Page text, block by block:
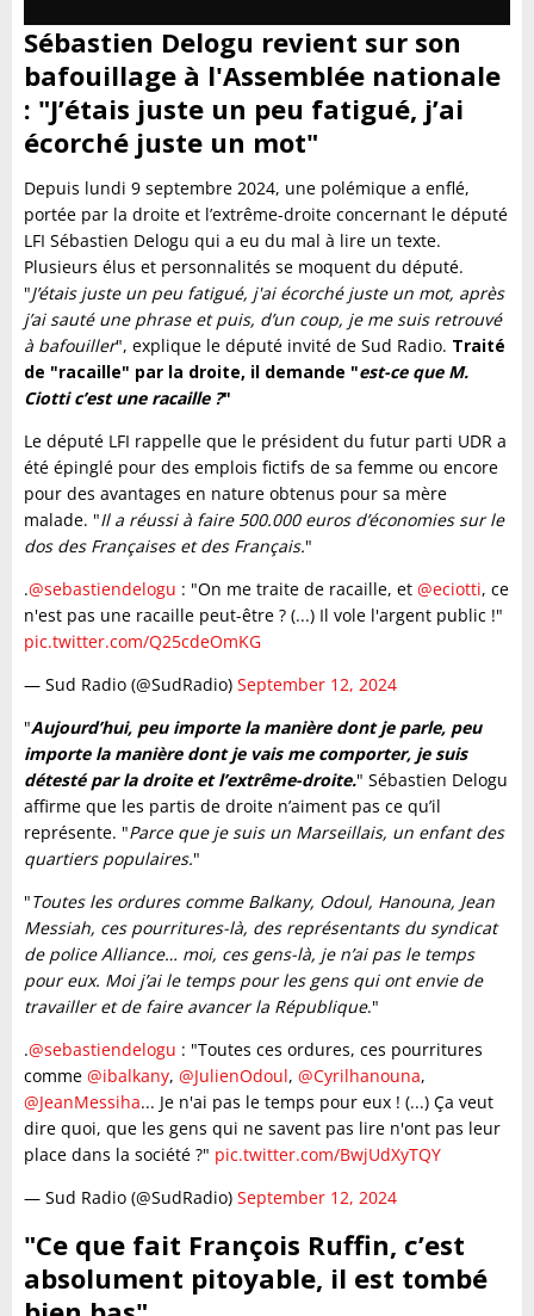
Sébastien Delogu revient sur son
bafouillage à l'Assemblée nationale
: "J’étais juste un peu fatigué, j’ai
écorché juste un mot"
Depuis lundi 9 septembre 2024, une polémique a enflé,
portée par la droite et l’extrême-droite concernant le député
LFI Sébastien Delogu qui a eu du mal à lire un texte.
Plusieurs élus et personnalités se moquent du député.
"J’étais juste un peu fatigué, j'ai écorché juste un mot, après
j’ai sauté une phrase et puis, d’un coup, je me suis retrouvé
à bafouiller", explique le député invité de Sud Radio. Traité
de "racaille" par la droite, il demande "est-ce que M.
Ciotti c’est une racaille ?"
Le député LFI rappelle que le président du futur parti UDR a
été épinglé pour des emplois fictifs de sa femme ou encore
pour des avantages en nature obtenus pour sa mère
malade. "Il a réussi à faire 500.000 euros d’économies sur le
dos des Françaises et des Français."
.@sebastiendelogu : "On me traite de racaille, et @eciotti, ce
n'est pas une racaille peut-être ? (...) Il vole l'argent public !"
pic.twitter.com/Q25cdeOmKG
— Sud Radio (@SudRadio) September 12, 2024
"Aujourd’hui, peu importe la manière dont je parle, peu
importe la manière dont je vais me comporter, je suis
détesté par la droite et l’extrême-droite." Sébastien Delogu
affirme que les partis de droite n’aiment pas ce qu’il
représente. "Parce que je suis un Marseillais, un enfant des
quartiers populaires."
"Toutes les ordures comme Balkany, Odoul, Hanouna, Jean
Messiah, ces pourritures-là, des représentants du syndicat
de police Alliance… moi, ces gens-là, je n’ai pas le temps
pour eux. Moi j’ai le temps pour les gens qui ont envie de
travailler et de faire avancer la République."
.@sebastiendelogu : "Toutes ces ordures, ces pourritures
comme @ibalkany, @JulienOdoul, @Cyrilhanouna,
@JeanMessiha... Je n'ai pas le temps pour eux ! (...) Ça veut
dire quoi, que les gens qui ne savent pas lire n'ont pas leur
place dans la société ?" pic.twitter.com/BwjUdXyTQY
— Sud Radio (@SudRadio) September 12, 2024
"Ce que fait François Ruffin, c’est
absolument pitoyable, il est tombé